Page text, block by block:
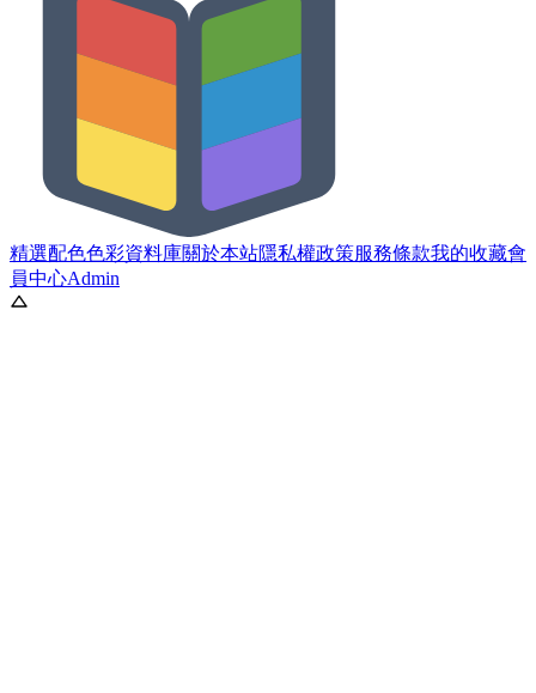
精選配色色彩資料庫關於本站隱私權政策服務條款我的收藏會
員中心Admin